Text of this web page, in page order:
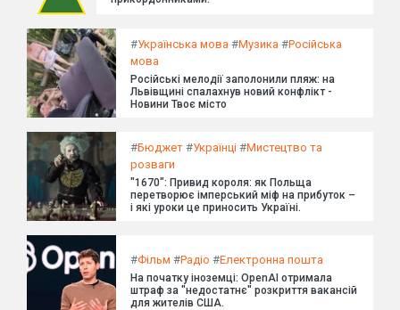
#Українська мова #Музика #Російська
мова
Російські мелодії заполонили пляж: на
Львівщині спалахнув новий конфлікт -
Новини Твоє місто
#Бюджет #Українці #Мистецтво та
розваги
"1670": Привид короля: як Польща
перетворює імперський міф на прибуток –
і які уроки це приносить Україні.
#Фільм #Радіо #Електронна пошта
На початку іноземці: OpenAI отримала
штраф за "недостатнє" розкриття вакансій
для жителів США.